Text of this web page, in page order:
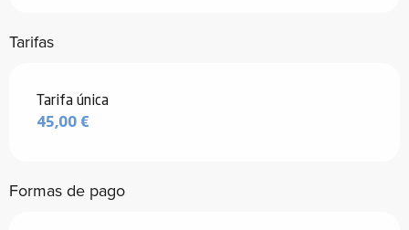
Tarifas
Tarifas 2026
Tarifa única
45,00 €
Formas de pago